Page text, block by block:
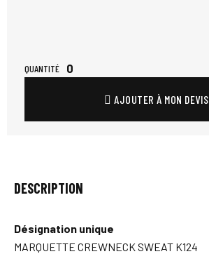
QUANTITÉ 0
AJOUTER À MON DEVIS
DESCRIPTION
Désignation unique
MARQUETTE CREWNECK SWEAT K124